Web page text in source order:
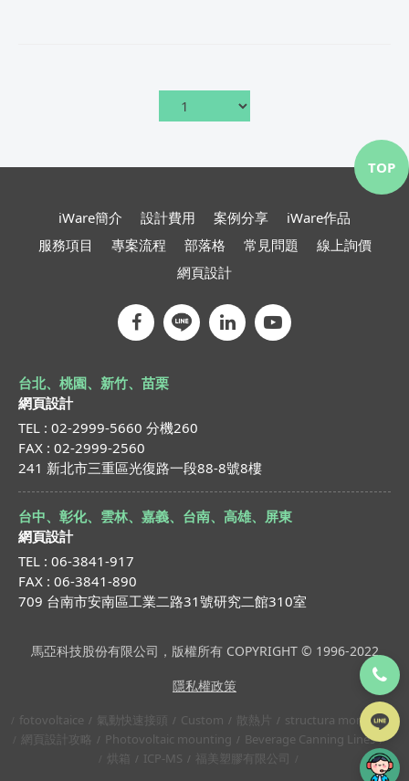
iWare簡介 設計費用 案例分享
iWare作品
服務項目
專案流程 部落格 常見問題
線上詢價
網頁設計
台北、桃園、新竹、苗栗
網頁設計
TEL : 02-2999-5660 分機260
FAX : 02-2999-2560
241 新北市三重區光復路一段88-8號8樓
台中、彰化、雲林、嘉義、台南、高雄、屏東
網頁設計
TEL : 06-3841-917
FAX : 06-3841-890
709 台南市安南區工業二路31號研究二館310室
馬亞科技股份有限公司，版權所有 COPYRIGHT © 1996-2022
隱私權政策
fotovoltaice 氣動快速接頭 Custom 散熱片
structura montaj
網頁設計攻略
Photovoltaic mounting
Beverage Canning Lines
烘箱
ICP-MS 福美塑膠有限公司
TOP